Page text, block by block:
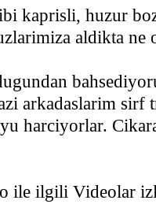
kaprisli, huzur
aldikta ne
arkadaslarim sirf
harciyorlar.
ile ilgili Videolar